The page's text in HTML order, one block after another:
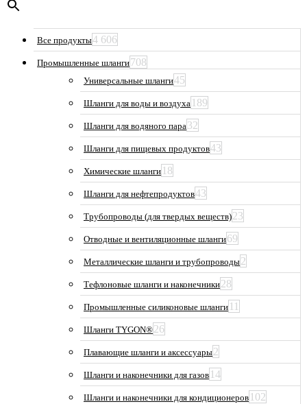
Все продукты4 606
Промышленные шланги708
Универсальные шланги45
Шланги для воды и воздуха 189
Шланги для водяного пара32
Шланги для пищевых продуктов43
Химические шланги 18
Шланги для нефтепродуктов43
Трубопроводы (для твердых веществ)23
Отводные и вентиляционные шланги69
Металлические шланги и трубопроводы2
Тефлоновые шланги и наконечники28
Промышленные силиконовые шланги 11
Шланги TYGON®26
Плавающие шланги и аксессуары2
Шланги и наконечники для газов 14
Шланги и наконечники для кондиционеров 102